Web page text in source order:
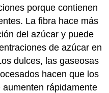
porque contienen
La fibra hace más
del azúcar y puede
de azúcar en
dulces, las gaseosas
hacen que los
rápidamente